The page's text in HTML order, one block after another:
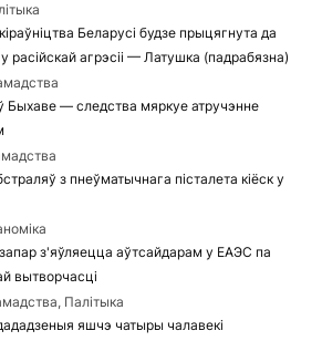
Беларусі будзе прыцягнута да
расійскай агрэсіі — Латушка (падрабязна)
Быхаве — следства мяркуе атручэнне
з пнеўматычнага пісталета кіёск у
з'яўляецца аўтсайдарам у ЕАЭС па
вытворчасці
Палітыка
яшчэ чатыры чалавекі